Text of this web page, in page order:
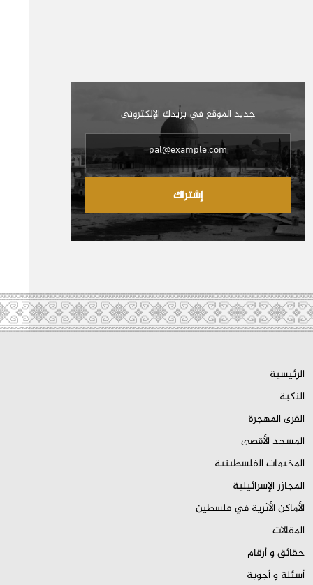
جديد الموقع في بريدك الإلكتروني
إشتراك
الرئيسية
النكبة
القرى المهجرة
المسجد الأقصى
المخيمات الفلسطينية
المجازر الإسرائيلية
الأماكن الأثرية في فلسطين
المقالات
حقائق و أرقام
أسئلة و أجوبة